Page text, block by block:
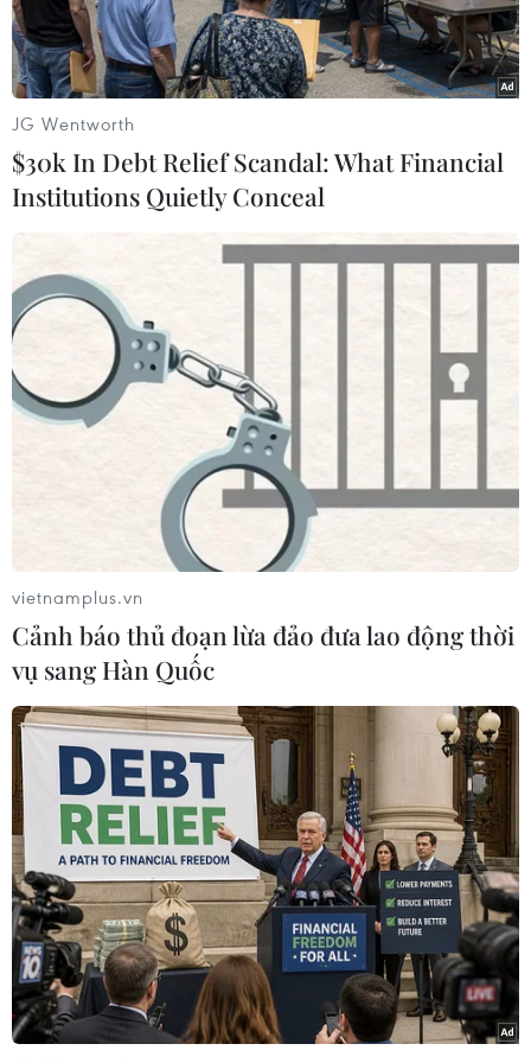
thăm Seoul và đánh giá cao việc ông Kim gửi thư
nhắc lại cam kết cùng nỗ lực hướng tới phi hạt
nhân hóa.
Nhà lãnh đạo Triều Tiên Kim Jong-un (trái) và Tổng thống Hàn
Quốc Moon Jae-in tại cuộc gặp ở Samjiyon, Triều Tiên ngày
20/9/2018. (Ảnh: Yonhap/TTXVN)
Tổng thống Hàn Quốc Moon Jae-in ngày 30/12
khẳng định "luôn hoan nghênh" nhà lãnh đạo
Triều Tiên Kim Jong-un đến thăm Seoul và đánh
giá cao việc ông Kim gửi thư nhắc lại cam kết
cùng nỗ lực hướng tới phi hạt nhân hóa.
Trong một thông điệp trên mạng xã hội
Facebook, ông Moon Jae-in viết: "Cho dù còn
nhiều khó khăn phía trước, trái tim chúng ta sẽ
cởi mở với nhau tùy thuộc vào việc chúng ta nỗ
lực nhiều như thế nào."
Ông bày tỏ rất vui khi nhận thư của nhà lãnh
đạo Triều Tiên kêu gọi tiếp tục nỗ lực xây dựng
hòa bình và thịnh vượng trên Bán đảo Triều
JG Wentworth
$30k In Debt Relief Scandal: What Financial
Institutions Quietly Conceal
vietnamplus.vn
Cảnh báo thủ đoạn lừa đảo đưa lao động thời
vụ sang Hàn Quốc